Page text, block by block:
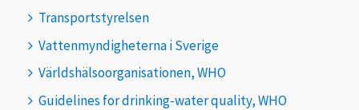
Transportstyrelsen
Vattenmyndigheterna i Sverige
Världshälsoorganisationen, WHO
Guidelines for drinking-water quality, WHO